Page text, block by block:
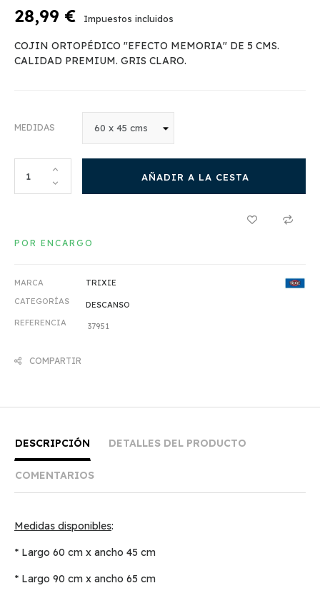
28,99 € Impuestos incluidos
COJIN ORTOPÉDICO "EFECTO MEMORIA" DE 5 CMS.
CALIDAD PREMIUM. GRIS CLARO.
MEDIDAS
AÑADIR A LA CESTA
POR ENCARGO
MARCA
TRIXIE
CATEGORÍAS
DESCANSO
REFERENCIA
37951
COMPARTIR
DESCRIPCIÓN DETALLES DEL PRODUCTO
COMENTARIOS
Medidas disponibles:
* Largo 60 cm x ancho 45 cm
* Largo 90 cm x ancho 65 cm